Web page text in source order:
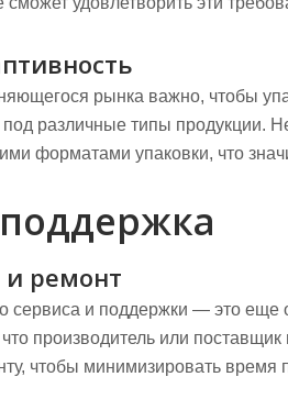
рынка важно, чтобы
под различные типы продукции.
форматами упаковки, что
ремонт
сервиса и поддержки — это еще
производитель или поставщик
чтобы минимизировать время